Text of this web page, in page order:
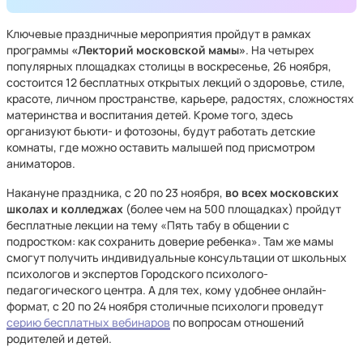
Ключевые праздничные мероприятия пройдут в рамках
программы «Лекторий московской мамы». На четырех
популярных площадках столицы в воскресенье, 26 ноября,
состоится 12 бесплатных открытых лекций о здоровье, стиле,
красоте, личном пространстве, карьере, радостях, сложностях
материнства и воспитания детей. Кроме того, здесь
организуют бьюти- и фотозоны, будут работать детские
комнаты, где можно оставить малышей под присмотром
аниматоров.
Накануне праздника, с 20 по 23 ноября, во всех московских
школах и колледжах (более чем на 500 площадках) пройдут
бесплатные лекции на тему «Пять табу в общении с
подростком: как сохранить доверие ребенка». Там же мамы
смогут получить индивидуальные консультации от школьных
психологов и экспертов Городского психолого-
педагогического центра. А для тех, кому удобнее онлайн-
формат, с 20 по 24 ноября столичные психологи проведут
серию бесплатных вебинаров по вопросам отношений
родителей и детей.